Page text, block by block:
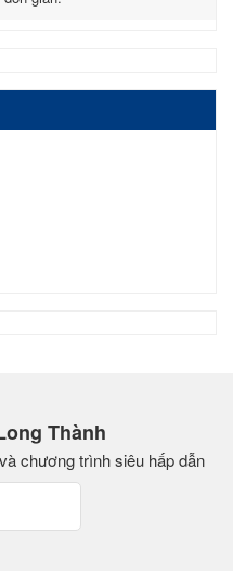
Thành
chương trình siêu hấp dẫn